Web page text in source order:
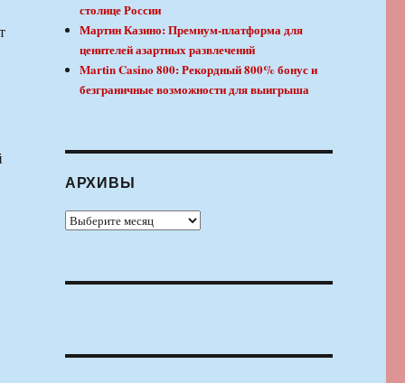
столице России
Мартин Казино: Премиум-платформа для
ценителей азартных развлечений
Martin Casino 800: Рекордный 800% бонус и
безграничные возможности для выигрыша
АРХИВЫ
Архивы